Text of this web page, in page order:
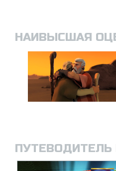
НАИВЫСШАЯ
ПУТЕВОДИТЕЛЬ